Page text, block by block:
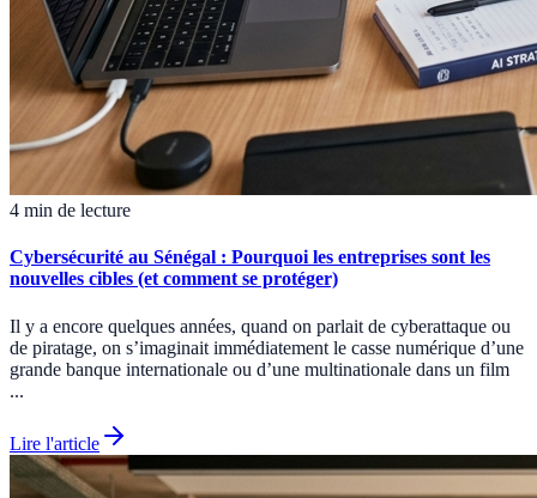
4 min de lecture
Cybersécurité au Sénégal : Pourquoi les entreprises sont les
nouvelles cibles (et comment se protéger)
Il y a encore quelques années, quand on parlait de cyberattaque ou
de piratage, on s’imaginait immédiatement le casse numérique d’une
grande banque internationale ou d’une multinationale dans un film
...
Lire l'article